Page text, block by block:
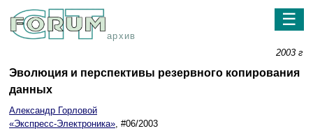
архив
☰
2003 г
Эволюция и перспективы резервного копирования
данных
Александр Горловой
«Экспресс-Электроника», #06/2003